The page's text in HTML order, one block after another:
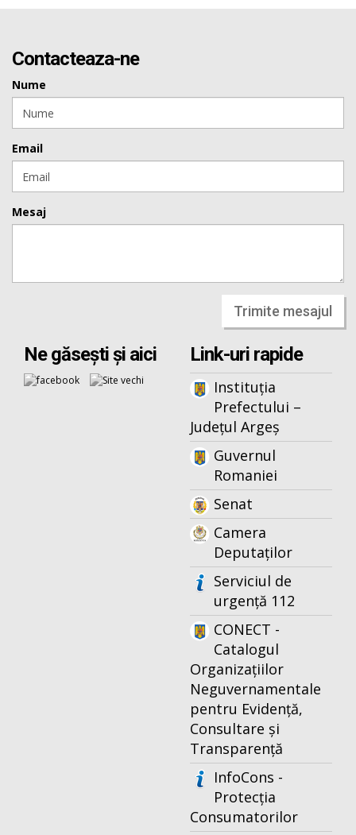
Contacteaza-ne
Nume
Email
Mesaj
Trimite mesajul
Ne găsești și aici Link-uri rapide
Instituția
Prefectului –
Județul Argeș
Guvernul
Romaniei
Senat
Camera
Deputaților
Serviciul de
urgență 112
CONECT -
Catalogul
Organizațiilor
Neguvernamentale
pentru Evidență,
Consultare și
Transparență
InfoCons -
Protecția
Consumatorilor